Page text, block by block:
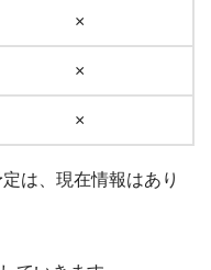
料視聴する方法
×
×
×
は、現在情報はあり